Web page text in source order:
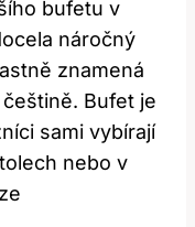
bufetu v
náročný
znamená
Bufet je
sami vybírají
nebo v